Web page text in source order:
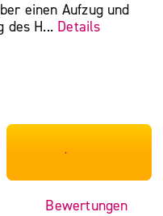
einen Aufzug und
des H... Details
***************
Bewertungen